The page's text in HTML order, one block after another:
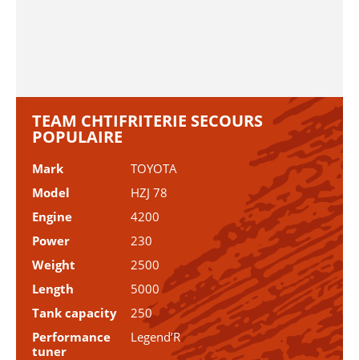
TEAM CHTIFRITERIE SECOURS
POPULAIRE
Mark
TOYOTA
Model
HZJ 78
Engine
4200
Power
230
Weight
2500
Length
5000
Tank capacity
250
Performance
tuner
Legend’R